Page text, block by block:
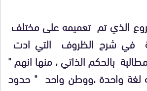
الذي تم تعميمه على مختلف
في شرح الظروف التي ادت
بالحكم الذاتي ، منها انهم "
واحدة ،ووطن واحد " حدود